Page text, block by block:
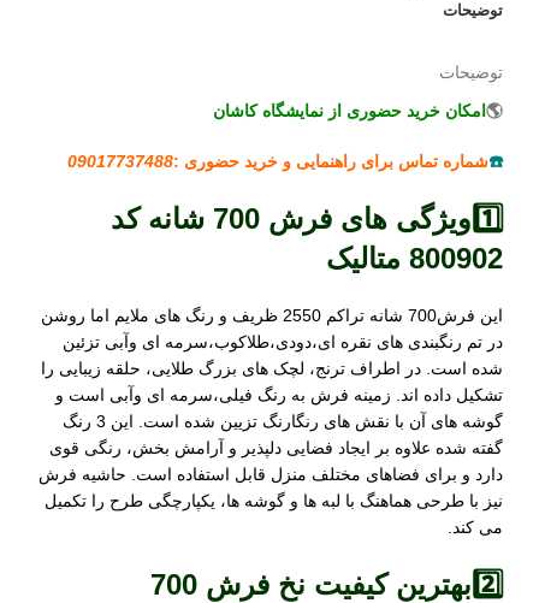
توضیحات
توضیحات
🌎 امکان خرید حضوری از نمایشگاه کاشان
☎️شماره تماس برای راهنمایی و خرید حضوری :09017737488
1️⃣ویژگی های فرش 700 شانه کد
800902 متالیک
این فرش700 شانه تراکم 2550 ظریف و رنگ های ملایم اما روشن
در تم رنگبندی های نقره ای،دودی،طلاکوب،سرمه ای وآبی تزئین
شده است. در اطراف ترنج، لچک های بزرگ طلایی، حلقه زیبایی را
تشکیل داده اند. زمینه فرش به رنگ فیلی،سرمه ای وآبی است و
گوشه های آن با نقش های رنگارنگ تزیین شده است. این 3 رنگ
گفته شده علاوه بر ایجاد فضایی دلپذیر و آرامش بخش، رنگی قوی
دارد و برای فضاهای مختلف منزل قابل استفاده است. حاشیه فرش
نیز با طرحی هماهنگ با لبه ها و گوشه ها، یکپارچگی طرح را تکمیل
می کند.
2️⃣بهترین کیفیت نخ فرش 700